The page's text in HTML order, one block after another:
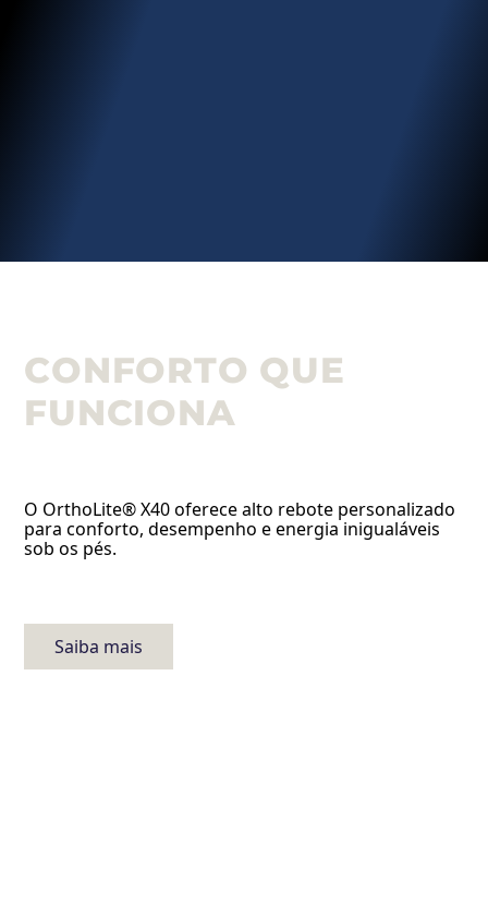
CONFORTO QUE
FUNCIONA
O OrthoLite® X40 oferece alto rebote personalizado
para conforto, desempenho e energia inigualáveis
sob os pés.
Saiba mais